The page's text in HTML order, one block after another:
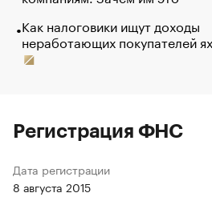
Как налоговики ищут доходы
неработающих покупателей
Регистрация ФНС
Дата регистрации
8 августа 2015